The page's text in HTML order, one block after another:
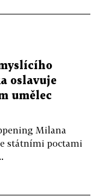
oslavuje
umělec
Milana
státními poctami